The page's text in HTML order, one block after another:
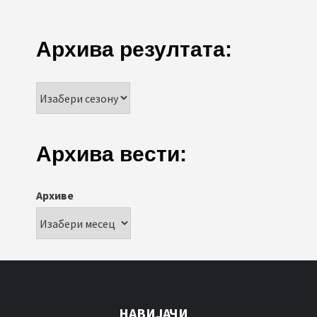
Архива резултата:
Архива вести:
Архиве
НАВИЈАЧИ